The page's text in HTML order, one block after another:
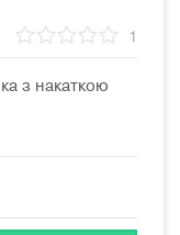
1
з накаткою